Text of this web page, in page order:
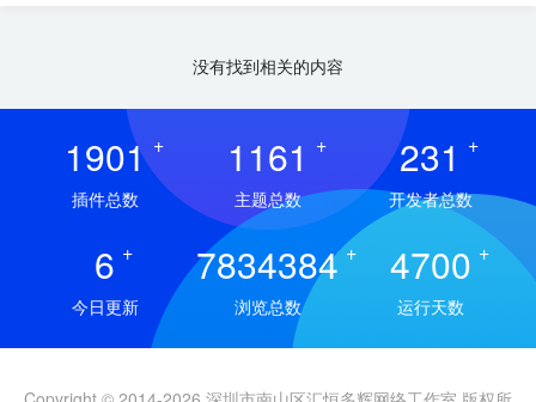
没有找到相关的内容
1901 +
插件总数
1161 +
主题总数
231 +
开发者总数
6 +
今日更新
7834384 +
浏览总数
4700 +
运行天数